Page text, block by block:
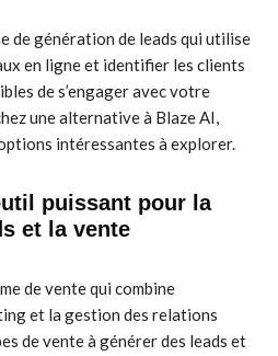
de génération de leads qui utilise
en ligne et identifier les clients
de s’engager avec votre
une alternative à Blaze AI,
intéressantes à explorer.
puissant pour la
et la vente
de vente qui combine
et la gestion des relations
de vente à générer des leads et